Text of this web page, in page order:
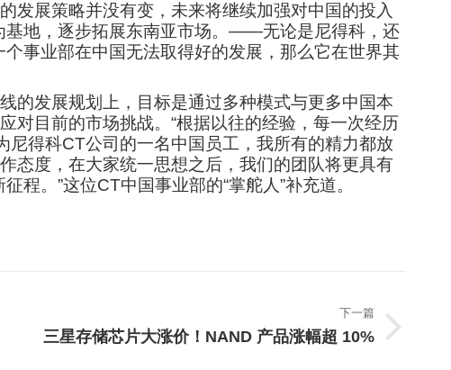
发展策略并没有变，未来将继续加强对中国的投入
基地，逐步拓展东南亚市场。——无论是尼得科，还
事业部在中国无法取得好的发展，那么它在世界其
的发展规划上，目标是通过多种模式与更多中国本
对目前的市场挑战。“根据以往的经验，每一次经历
得科CT公司的一名中国员工，我所有的精力都放
态度，在大家统一思想之后，我们的团队将更具有
程。”这位CT中国事业部的“掌舵人”补充道。
下一篇
下
三星存储芯片大涨价！NAND 产品涨幅超 10%